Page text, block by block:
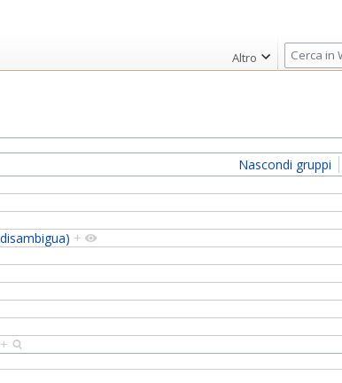
Nascondi gruppi
+
+
Altro
R
i
r
c
a